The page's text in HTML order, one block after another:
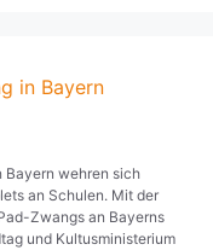
in Bayern
Bayern wehren sich
an Schulen. Mit der
Zwangs an Bayerns
und Kultusministerium